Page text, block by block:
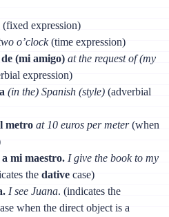
(fixed expression)
o’clock(time expression)
(mi amigo) at the request of (my
expression)
(in the) Spanish (style) (adverbial
metro at 10 euros per meter(when
mi maestro. I give the book to my
thedative case)
I see Juana. (indicates the
when the direct object is a